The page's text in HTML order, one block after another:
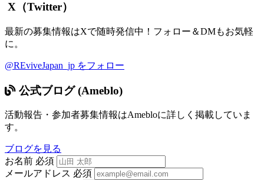
X（Twitter）
最新の募集情報はXで随時発信中！フォロー＆DMもお気軽
に。
@REviveJapan_jp をフォロー
公式ブログ (Ameblo)
活動報告・参加者募集情報はAmebloに詳しく掲載していま
す。
ブログを見る
お名前 必須
メールアドレス 必須